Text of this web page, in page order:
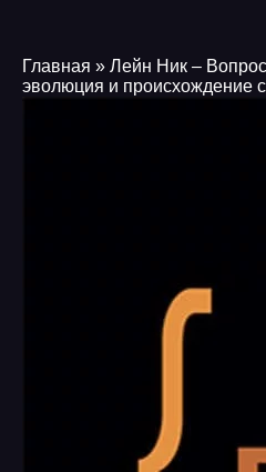
Главная » Лейн Ник –
эволюция и происхождение